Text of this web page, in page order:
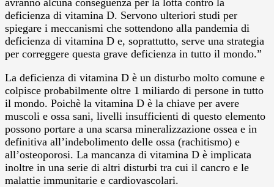
deficienza di vitamina D. Servono ulteriori studi per
spiegare i meccanismi che sottendono alla pandemia di
deficienza di vitamina D e, soprattutto, serve una strategia
per correggere questa grave deficienza in tutto il mondo.”
La deficienza di vitamina D è un disturbo molto comune e
colpisce probabilmente oltre 1 miliardo di persone in tutto
il mondo. Poichè la vitamina D è la chiave per avere
muscoli e ossa sani, livelli insufficienti di questo elemento
possono portare a una scarsa mineralizzazione ossea e in
definitiva all’indebolimento delle ossa (rachitismo) e
all’osteoporosi. La mancanza di vitamina D è implicata
inoltre in una serie di altri disturbi tra cui il cancro e le
malattie immunitarie e cardiovascolari.